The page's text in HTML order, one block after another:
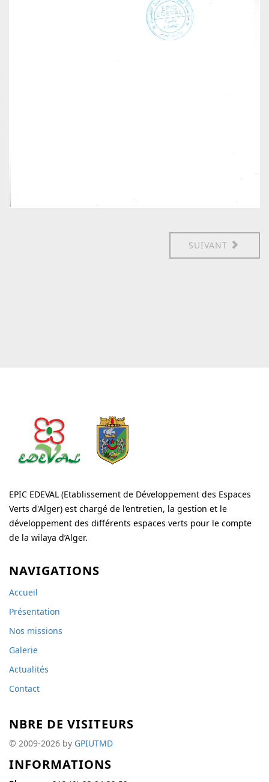
SUIVANT
EPIC EDEVAL (Etablissement de Développement des Espaces
Verts d'Alger) est chargé de l’entretien, la gestion et le
développement des différents espaces verts pour le compte
de la wilaya d’Alger.
NAVIGATIONS
Accueil
Présentation
Nos missions
Galerie
Actualités
Contact
NBRE DE VISITEURS
© 2009-2026 by GPIUTMD
INFORMATIONS